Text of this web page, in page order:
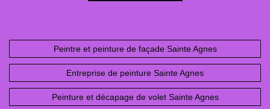
Peintre et peinture de façade Sainte Agnes
Entreprise de peinture Sainte Agnes
Peinture et décapage de volet Sainte Agnes